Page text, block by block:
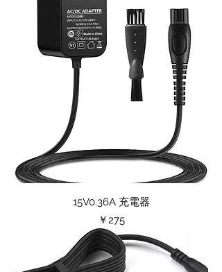
15V0.36A 充電器
価格
￥275